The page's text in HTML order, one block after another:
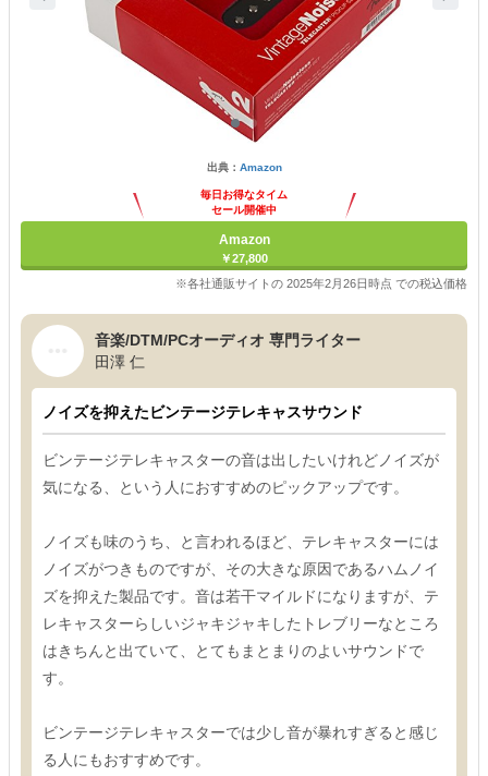
出典： Amazon
毎日お得なタイム
セール開催中
Amazon
￥27,800
※各社通販サイトの 2025年2月26日時点 での税込価格
音楽/DTM/PCオーディオ 専門ライター
田澤 仁
ノイズを抑えたビンテージテレキャスサウンド
ビンテージテレキャスターの音は出したいけれどノイズが
気になる、という人におすすめのピックアップです。
ノイズも味のうち、と言われるほど、テレキャスターには
ノイズがつきものですが、その大きな原因であるハムノイ
ズを抑えた製品です。音は若干マイルドになりますが、テ
レキャスターらしいジャキジャキしたトレブリーなところ
はきちんと出ていて、とてもまとまりのよいサウンドで
す。
ビンテージテレキャスターでは少し音が暴れすぎると感じ
る人にもおすすめです。